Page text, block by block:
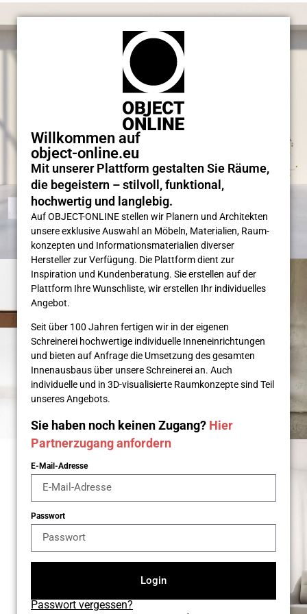
Willkommen auf
object-online.eu
Mit unserer Plattform gestalten Sie Räume,
die begeistern – stilvoll, funktional,
hochwertig und langlebig.
Auf OBJECT-ONLINE stellen wir Planern und Architekten
unsere exklusive Auswahl an Möbeln, Materialien, Raum­
konzepten und Informations­materialien diverser
Hersteller zur Verfügung. Die Plattform dient zur
Inspiration und Kunden­beratung. Sie erstellen auf der
Plattform Ihre Wunsch­liste, wir erstellen Ihr individuelles
Angebot.
Seit über 100 Jahren fertigen wir in der eigenen
Schreinerei hochwertige individuelle Inneneinrichtungen
und bieten auf Anfrage die Umsetzung des gesamten
Innenausbaus über unsere Schreinerei an. Auch
individuelle und in 3D-visualisierte Raumkonzepte sind Teil
unseres Angebots.
Sie haben noch keinen Zugang? Hier
Partnerzugang anfordern
E-Mail-Adresse
Passwort
Login
Passwort vergessen?